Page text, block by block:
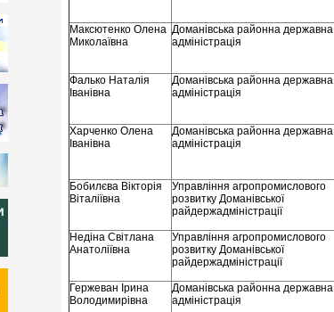
Максютенко Олена
Миколаївна
Доманівська районна державна
адміністрація
Фалько Наталія
Іванівна
Доманівська районна державна
адміністрація
Харченко Олена
Іванівна
Доманівська районна державна
адміністрація
Бобилєва Вікторія
Віталіївна
Управління агропромислового
розвитку Доманівської
райдержадміністрації
Недіна Світлана
Анатоліївна
Управління агропромислового
розвитку Доманівської
райдержадміністрації
Гержеван Ірина
Володимирівна
Доманівська районна державна
адміністрація